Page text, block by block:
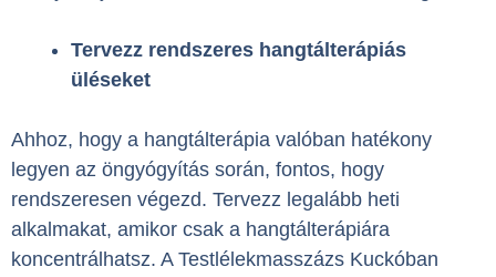
Tervezz rendszeres hangtálterápiás
üléseket
Ahhoz, hogy a hangtálterápia valóban hatékony
legyen az öngyógyítás során, fontos, hogy
rendszeresen végezd. Tervezz legalább heti
alkalmakat, amikor csak a hangtálterápiára
koncentrálhatsz. A Testlélekmasszázs Kuckóban